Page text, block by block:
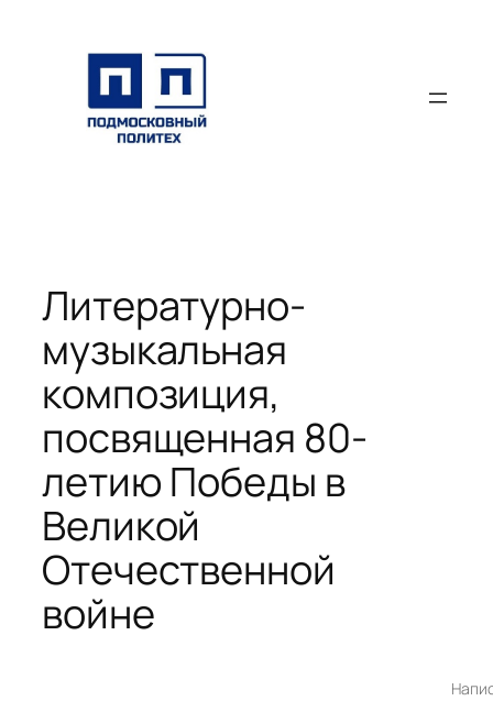
содержимому
Литературно-
музыкальная
композиция,
посвященная 80-
летию Победы в
Великой
Отечественной
войне